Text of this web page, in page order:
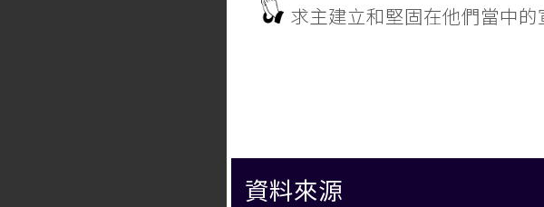
求主建立和堅固在他們當中的
資料來源